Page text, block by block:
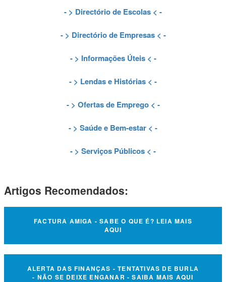
- > Directório de Escolas < -
- > Directório de Empresas< -
- > Informações Úteis< -
- > Lendas e Histórias < -
- > Ofertas de Emprego< -
- > Saúde e Bem-estar < -
- > Serviços Públicos < -
Artigos Recomendados:
FACTURA AMIGA - SABE O QUE É? LEIA MAIS
AQUI
ALERTA DAS FINANÇAS - TENTATIVAS DE BURLA
- NÃO SE DEIXE ENGANAR - SAIBA MAIS AQUI